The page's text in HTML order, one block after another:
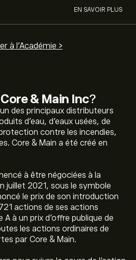
Core & Main Inc?
des principaux distributeurs
d'eau, d'eaux usées, de
contre les incendies,
Core & Main a été créé en
à être négociées à la
juillet 2021, sous le symbole
le prix de son introduction
actions de ses actions
A à un prix d'offre publique de
les actions ordinaires de
par Core & Main.
EN SAVOIR PLUS
à l'Académie >
CNM est de 45.49‎$‎.